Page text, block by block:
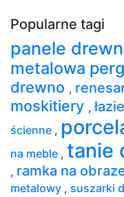
Popularne tagi
panele
metalowa
drewno ,
moskitiery ,
ścienne ,
na meble , tanie
, ramka na
metalowy , suszarki